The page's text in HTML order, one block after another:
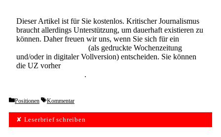
Dieser Artikel ist für Sie kostenlos. Kritischer Journalismus
braucht allerdings Unterstützung, um dauerhaft existieren zu
können. Daher freuen wir uns, wenn Sie sich für ein
(als gedruckte Wochenzeitung
und/oder in digitaler Vollversion) entscheiden. Sie können
die UZ vorher
.
Categories
Positionen Tags
Kommentar
✘ Leserbrief schreiben